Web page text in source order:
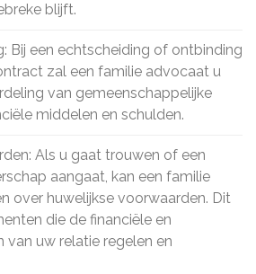
blijft.
Bij een echtscheiding of ontbinding
zal een familie advocaat u
van gemeenschappelijke
middelen en schulden.
Als u gaat trouwen of een
aangaat, kan een familie
over huwelijkse voorwaarden. Dit
die de financiële en
uw relatie regelen en